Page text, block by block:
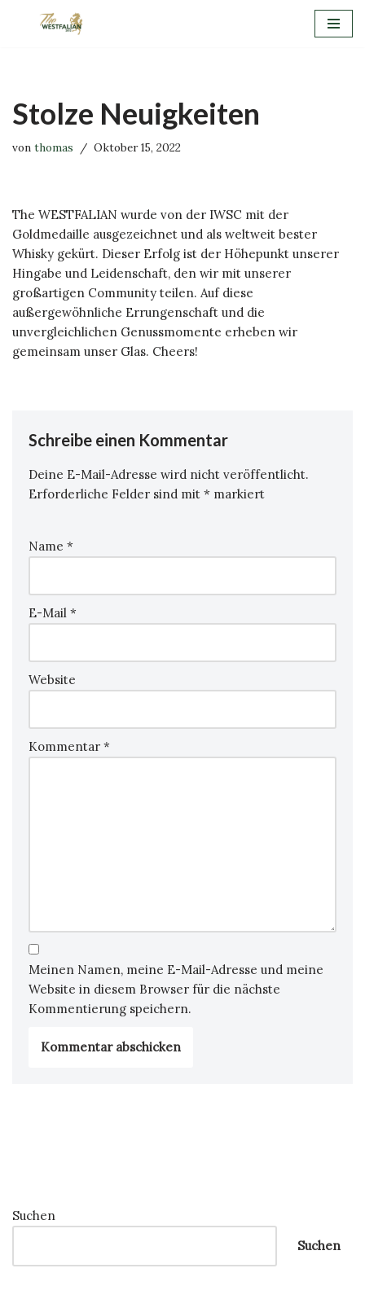
Stolze Neuigkeiten
von thomas Oktober 15, 2022
The WESTFALIAN wurde von der IWSC mit der
Goldmedaille ausgezeichnet und als weltweit bester
Whisky gekürt. Dieser Erfolg ist der Höhepunkt unserer
Hingabe und Leidenschaft, den wir mit unserer
großartigen Community teilen. Auf diese
außergewöhnliche Errungenschaft und die
unvergleichlichen Genussmomente erheben wir
gemeinsam unser Glas. Cheers!
Schreibe einen Kommentar
Deine E-Mail-Adresse wird nicht veröffentlicht.
Erforderliche Felder sind mit * markiert
Name *
E-Mail *
Website
Kommentar *
Meinen Namen, meine E-Mail-Adresse und meine
Website in diesem Browser für die nächste
Kommentierung speichern.
Suchen
Suchen